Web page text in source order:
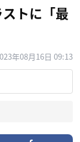
トに「最
年08月16日 09:13